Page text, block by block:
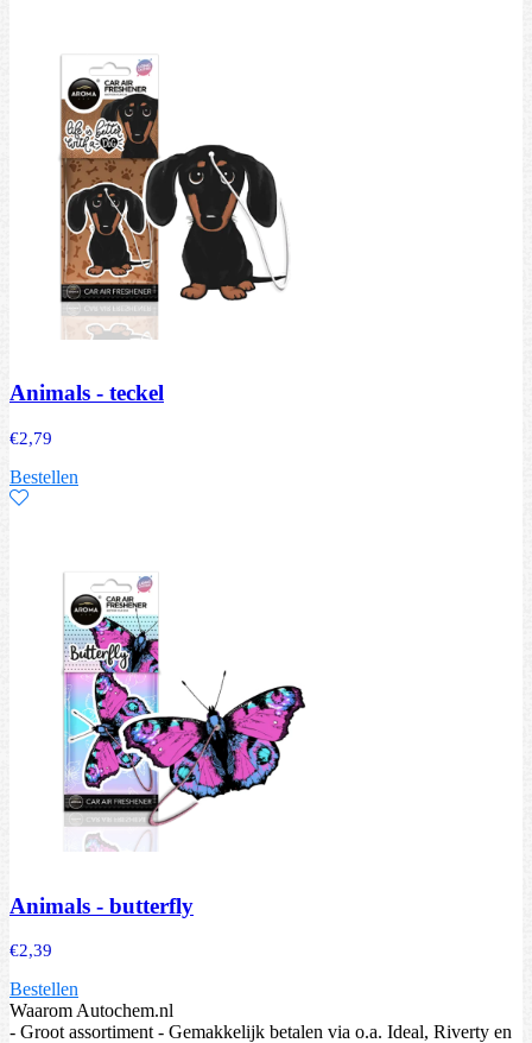
Animals - teckel
€2,79
Bestellen
Animals - butterfly
€2,39
Bestellen
Waarom Autochem.nl
- Groot assortiment - Gemakkelijk betalen via o.a. Ideal, Riverty en